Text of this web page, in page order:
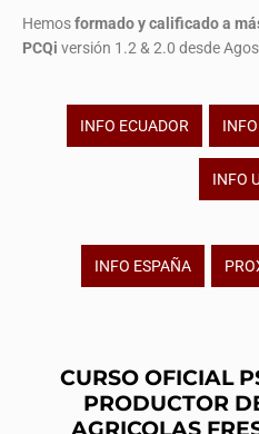
Hemosformado y calificado a
PCQi versión 1.2 & 2.0 desde
INFO ECUADOR
INFO
INFO ESPAÑA
CURSO OFICIAL
PRODUCTOR
AGRICOLAS